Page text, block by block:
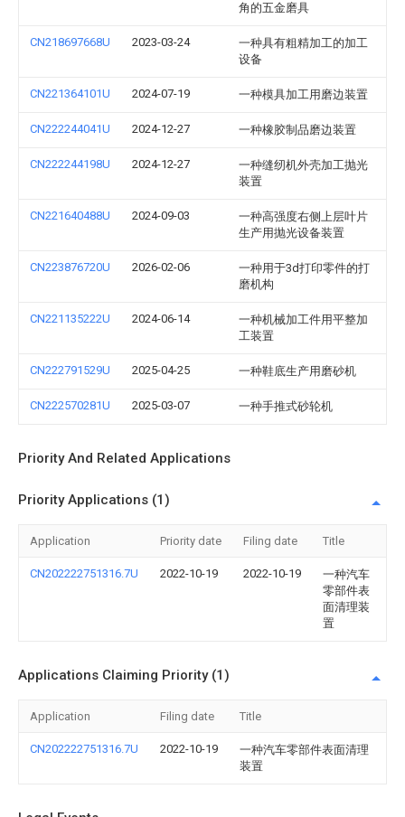
角的五金磨具
CN218697668U 2023-03-24
一种具有粗精加工的加工
设备
CN221364101U 2024-07-19 一种模具加工用磨边装置
CN222244041U 2024-12-27 一种橡胶制品磨边装置
CN222244198U 2024-12-27
一种缝纫机外壳加工抛光
装置
CN221640488U 2024-09-03
一种高强度右侧上层叶片
生产用抛光设备装置
CN223876720U 2026-02-06
一种用于3d打印零件的打
磨机构
CN221135222U 2024-06-14
一种机械加工件用平整加
工装置
CN222791529U 2025-04-25 一种鞋底生产用磨砂机
CN222570281U 2025-03-07 一种手推式砂轮机
Priority And Related Applications
Priority Applications (1)
Application Priority date Filing date Title
CN202222751316.7U 2022-10-19 2022-10-19
一种汽车
零部件表
面清理装
置
Applications Claiming Priority (1)
Application Filing date Title
CN202222751316.7U 2022-10-19
一种汽车零部件表面清理
装置